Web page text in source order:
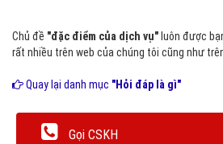
Chủ đề "đặc điểm của dịch vụ" luôn được
rất nhiều trên web của chúng tôi cũng như
Quay lại danh mục "Hỏi đáp là gì"
Gọi CSKH